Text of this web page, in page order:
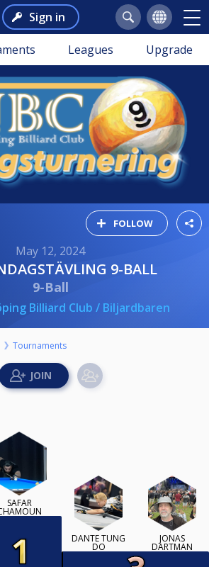
Sign in
Leagues Upgrade
FOLLOW
May 12, 2024
9-BALL
9-Ball
Billiard Club / Biljardbaren
Tournaments
SAFAR
DANTE TUNG
DO
JONAS
DARTMAN